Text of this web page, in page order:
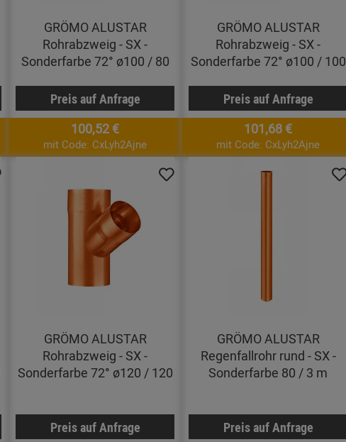
GRÖMO ALUSTAR
Rohrabzweig - SX -
Sonderfarbe 72° ø100 / 80
Preis auf Anfrage
100,52 €
mit Code: CxLyh2Ajne
GRÖMO ALUSTAR
Rohrabzweig - SX -
Sonderfarbe 72° ø100 / 100
Preis auf Anfrage
101,68 €
mit Code: CxLyh2Ajne
GRÖMO ALUSTAR
Rohrabzweig - SX -
Sonderfarbe 72° ø120 / 120
Preis auf Anfrage
GRÖMO ALUSTAR
Regenfallrohr rund - SX -
Sonderfarbe 80 / 3 m
Preis auf Anfrage